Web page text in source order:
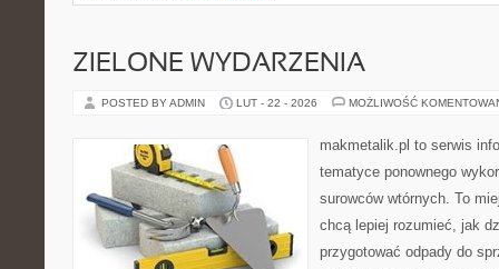
ZIELONE WYDARZENIA
POSTED BY ADMIN LUT - 22 - 2026 MOŻLIWOŚĆ
makmetalik.pl to serwis
tematyce ponownego
surowców wtórnych. To
chcą lepiej rozumieć, jak
przygotować odpady do